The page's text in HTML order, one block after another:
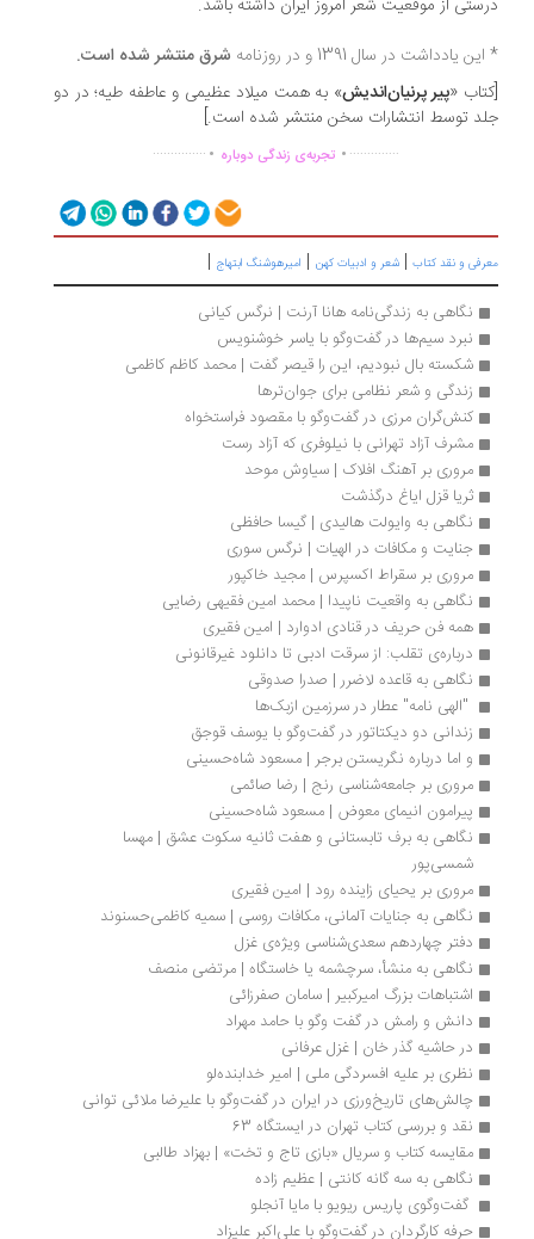
از موقعیت شعر امروز ایران داشته باشد.
یادداشت در سال 1391 و در روزنامه
شرق منتشر شده است.
«پیر پرنیان‌اندیش» به همت میلاد عظیمی و عاطفه طیه؛ در دو
توسط انتشارات سخن منتشر شده است.]
................تجربه‌ی زندگی دوباره ...............
و نقد کتاب|شعر و ادبیات کهن|امیرهوشنگ ابتهاج|
نگاهی به زندگی‏‌نامه هانا آرنت | نرگس کیانی
نبرد سیم‌ها در گفت‌وگو با یاسر خوشنویس
شکسته بال نبودیم، این را قیصر گفت | محمد کاظم کاظمی
زندگی و شعر نظامی برای جوان‌ترها
کنش‌گران مرزی در گفت‌و‌گو با مقصود فراستخواه
مشرف آزاد تهرانی با نیلوفری که آزاد رست
مروری بر آهنگ افلاک | سیاوش موحد
ثریا قزل ایاغ درگذشت
نگاهی به وایولت هالیدی | گیسا حافظی
جنایت و مکافات در الهیات | نرگس سوری
مروری بر سقراط اکسپرس | مجید خاکپور
نگاهی به واقعیت ناپیدا | محمد امین فقیهی رضایی
همه فن حریف در قنادی ادوارد | امین فقیری
درباره‌‎ی تقلب: از سرقت ادبی تا دانلود غیرقانونی
نگاهی به قاعده لاضرر | صدرا صدوقی
"الهی نامه" عطار در سرزمین ازبک‌ها
زندانی دو دیکتاتور در گفت‌وگو با یوسف قوجق
و اما درباره نگریستن برجر | مسعود شاه‏‌حسینی
مروری بر جامعه‌شناسی رنج | رضا صائمی
پیرامون انیمای معوض | مسعود شاه‏‌حسینی
شمسی‌پور
مروری بر یحیای زاینده رود | امین فقیری
نگاهی به جنایات آلمانی، مکافات روسی | سمیه کاظمی‌حسنوند
دفتر چهاردهم سعدی‌شناسی ویژه‌ی غزل
نگاهی به منشأ، سرچشمه یا خاستگاه | مرتضی منصف
اشتباهات بزرگ امیرکبیر | سامان صفرزائی
دانش و رامش در گفت وگو با حامد مهراد
در حاشیه گذر خان | غزل عرفانی
نظری بر علیه افسردگی ملی | امیر خدابنده‌لو
چالش‌های تاریخ‌ورزی در ایران در گفت‌وگو با علیرضا ملائی توانی
نقد و بررسی کتاب تهران در ایستگاه 63
مقایسه کتاب و سریال «بازی تاج و تخت» | بهزاد طالبی
نگاهی به سه گانه کانتی | عظیم زاده
گفت‌وگوی پاریس ریویو با مایا آنجلو
حرفه کارگردان در گفت‌وگو با علی‌اکبر علیزاد